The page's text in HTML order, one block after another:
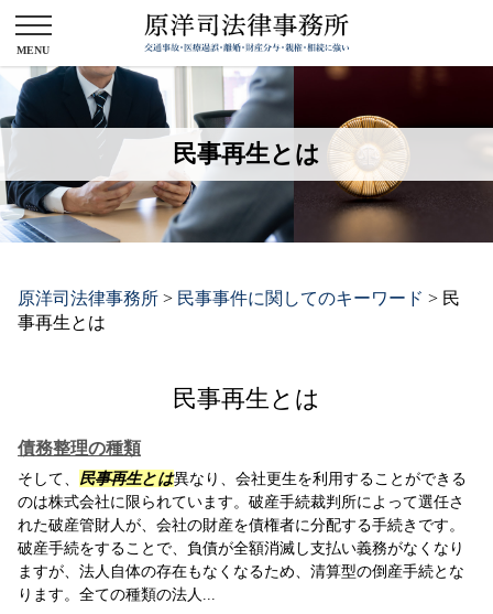
民事再生とは
原洋司法律事務所 > 民事事件に関してのキーワード > 民
事再生とは
民事再生とは
債務整理の種類
そして、 民事再生とは異なり、会社更生を利用することができる
のは株式会社に限られています。破産手続裁判所によって選任さ
れた破産管財人が、会社の財産を債権者に分配する手続きです。
破産手続をすることで、負債が全額消滅し支払い義務がなくなり
ますが、法人自体の存在もなくなるため、清算型の倒産手続とな
ります。全ての種類の法人...